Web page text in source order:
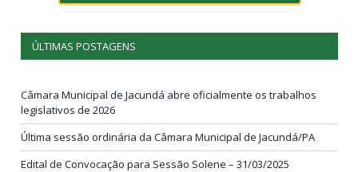
ÚLTIMAS POSTAGENS
Câmara Municipal de Jacundá abre oficialmente os trabalhos
legislativos de 2026
Última sessão ordinária da Câmara Municipal de Jacundá/PA
Edital de Convocação para Sessão Solene – 31/03/2025